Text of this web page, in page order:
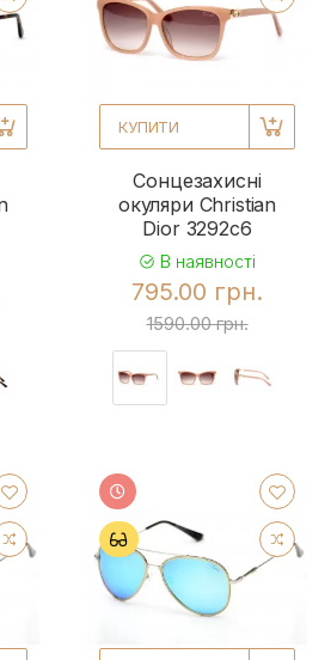
КУПИТИ
Сонцезахисні
окуляри Christian
Dior 3292c6
В наявності
795.00 грн.
1590.00 грн.